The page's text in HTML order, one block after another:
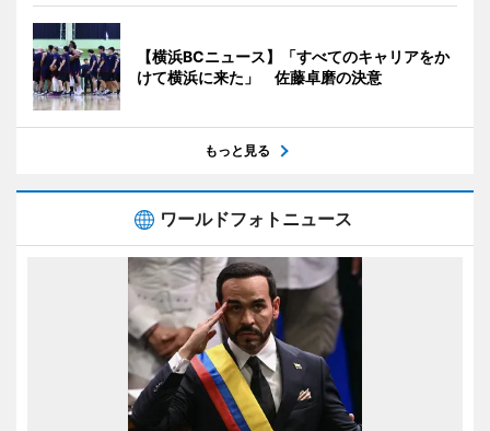
【横浜BCニュース】「すべてのキャリアをか
けて横浜に来た」 佐藤卓磨の決意
もっと見る
ワールドフォトニュース